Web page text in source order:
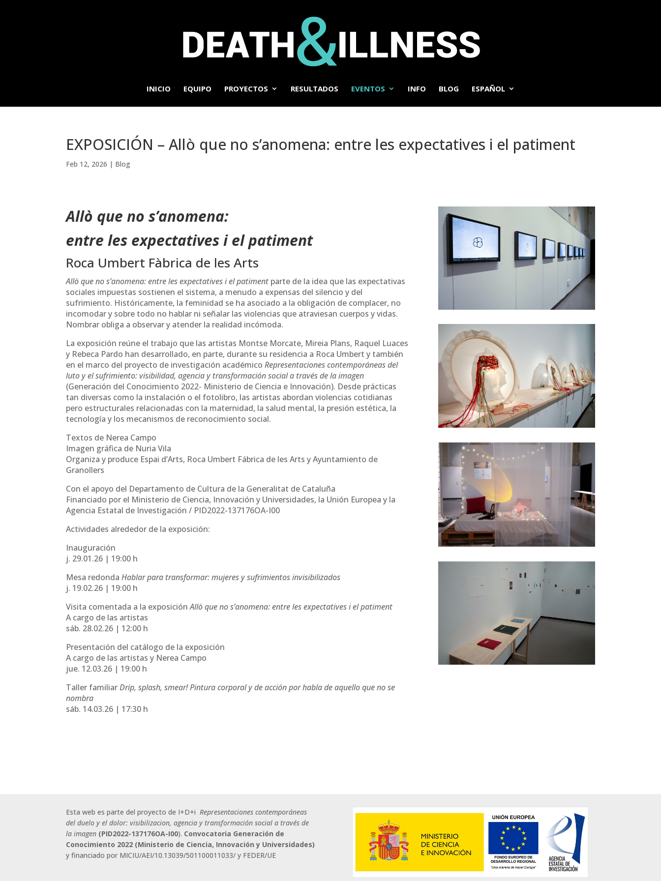
INICIO EQUIPO PROYECTOS RESULTADOS EVENTOS INFO BLOG ESPAÑOL
EXPOSICIÓN – Allò que no s’anomena: entre les expectatives i el patiment
Feb 12, 2026 | Blog
Allò que no s’anomena:
entre les expectatives i el patiment
Roca Umbert Fàbrica de les Arts
Allò que no s’anomena: entre les expectatives i el patiment parte de la idea que las expectativas
sociales impuestas sostienen el sistema, a menudo a expensas del silencio y del
sufrimiento. Históricamente, la feminidad se ha asociado a la obligación de complacer, no
incomodar y sobre todo no hablar ni señalar las violencias que atraviesan cuerpos y vidas.
Nombrar obliga a observar y atender la realidad incómoda.
La exposición reúne el trabajo que las artistas Montse Morcate, Mireia Plans, Raquel Luaces
y Rebeca Pardo han desarrollado, en parte, durante su residencia a Roca Umbert y también
en el marco del proyecto de investigación académicoRepresentaciones contemporáneas del
luto y el sufrimiento: visibilidad, agencia y transformación social a través de la imagen
(Generación del Conocimiento 2022- Ministerio de Ciencia e Innovación). Desde prácticas
tan diversas como la instalación o el fotolibro, las artistas abordan violencias cotidianas
pero estructurales relacionadas con la maternidad, la salud mental, la presión estética, la
tecnología y los mecanismos de reconocimiento social.
Textos de Nerea Campo
Imagen gráfica de Nuria Vila
Organiza y produce Espai d’Arts, Roca Umbert Fábrica de les Arts y Ayuntamiento de
Granollers
Con el apoyo del Departamento de Cultura de la Generalitat de Cataluña
Financiado por el Ministerio de Ciencia, Innovación y Universidades, la Unión Europea y la
Agencia Estatal de Investigación / PID2022-137176OA-I00
Actividades alrededor de la exposición:
Inauguración
j. 29.01.26 | 19:00 h
Mesa redondaHablar para transformar: mujeres y sufrimientos invisibilizados
j. 19.02.26 | 19:00 h
Visita comentada a la exposiciónAllò que no s’anomena: entre les expectatives i el patiment
A cargo de las artistas
sáb. 28.02.26 | 12:00 h
Presentación del catálogo de la exposición
A cargo de las artistas y Nerea Campo
jue. 12.03.26 | 19:00 h
Taller familiarDrip, splash, smear! Pintura corporal y de acción por habla de aquello que no se
nombra
sáb. 14.03.26 | 17:30 h
Esta web es parte del proyecto de I+D+iRepresentaciones contemporáneas
del duelo y el dolor: visibilizacion, agencia y transformación social a través de
la imagen (PID2022-137176OA-I00). Convocatoria Generación de
Conocimiento 2022 (Ministerio de Ciencia, Innovación y Universidades)
yfinanciado por MICIU/AEI/10.13039/501100011033/ y FEDER/UE